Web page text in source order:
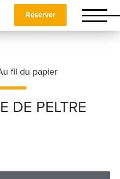
Réserver
fil du papier
DE PELTRE